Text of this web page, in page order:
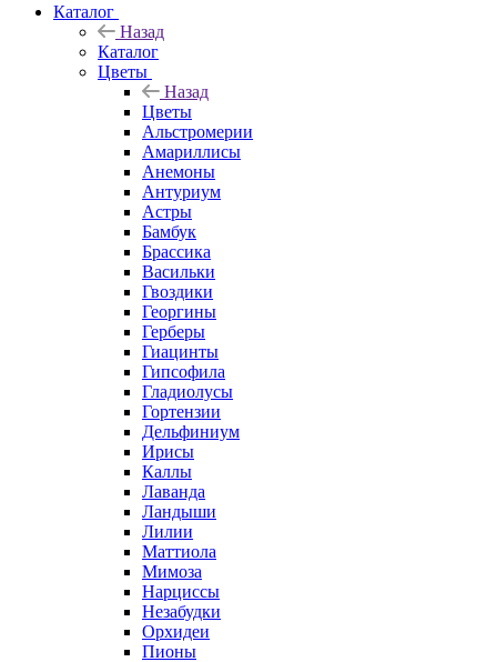
Каталог
Назад
Каталог
Цветы
Назад
Цветы
Альстромерии
Амариллисы
Анемоны
Антуриум
Астры
Бамбук
Брассика
Васильки
Гвоздики
Георгины
Герберы
Гиацинты
Гипсофила
Гладиолусы
Гортензии
Дельфиниум
Ирисы
Каллы
Лаванда
Ландыши
Лилии
Маттиола
Мимоза
Нарциссы
Незабудки
Орхидеи
Пионы